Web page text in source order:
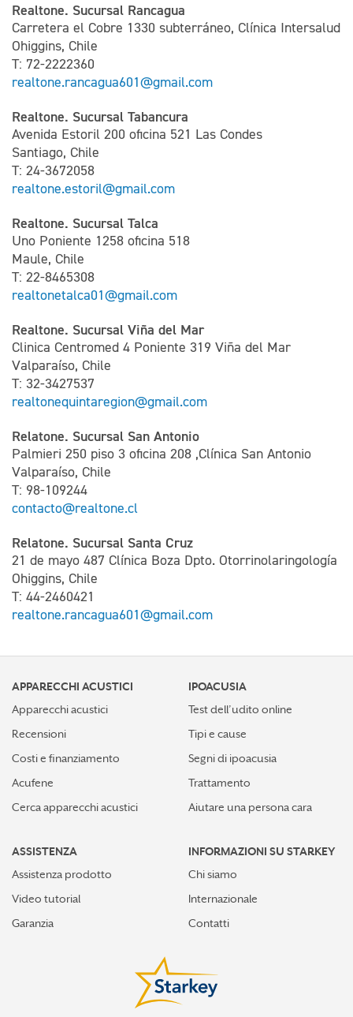
Realtone. Sucursal Rancagua
Carretera el Cobre 1330 subterráneo, Clínica Intersalud
Ohiggins, Chile
T: 72-2222360
realtone.rancagua601@gmail.com
Realtone. Sucursal Tabancura
Avenida Estoril 200 oficina 521 Las Condes
Santiago, Chile
T: 24-3672058
realtone.estoril@gmail.com
Realtone. Sucursal Talca
Uno Poniente 1258 oficina 518
Maule, Chile
T: 22-8465308
realtonetalca01@gmail.com
Realtone. Sucursal Viña del Mar
Clinica Centromed 4 Poniente 319 Viña del Mar
Valparaíso, Chile
T: 32-3427537
realtonequintaregion@gmail.com
Relatone. Sucursal San Antonio
Palmieri 250 piso 3 oficina 208 ,Clínica San Antonio
Valparaíso, Chile
T: 98-109244
contacto@realtone.cl
Relatone. Sucursal Santa Cruz
21 de mayo 487 Clínica Boza Dpto. Otorrinolaringología
Ohiggins, Chile
T: 44-2460421
realtone.rancagua601@gmail.com
APPARECCHI ACUSTICI
Apparecchi acustici
Recensioni
Costi e finanziamento
Acufene
Cerca apparecchi acustici
IPOACUSIA
Test dell’udito online
Tipi e cause
Segni di ipoacusia
Trattamento
Aiutare una persona cara
ASSISTENZA
Assistenza prodotto
Video tutorial
Garanzia
INFORMAZIONI SU STARKEY
Chi siamo
Internazionale
Contatti